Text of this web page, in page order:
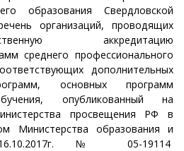
образования Свердловской
организаций, проводящих
аккредитацию
среднего профессионального
дополнительных
основных программ
опубликованный на
просвещения РФ в
Министерства образования и
№ 05-19114